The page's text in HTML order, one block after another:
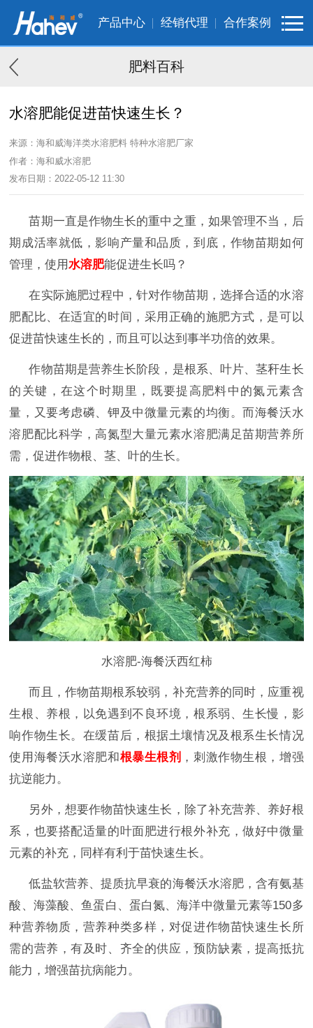
产品中心 经销代理 合作案例
肥料百科
水溶肥能促进苗快速生长？
来源：海和威海洋类水溶肥料 特种水溶肥厂家
作者：海和威水溶肥
发布日期：2022-05-12 11:30
苗期一直是作物生长的重中之重，如果管理不当，后
期成活率就低，影响产量和品质，到底，作物苗期如何
管理，使用水溶肥能促进生长吗？
在实际施肥过程中，针对作物苗期，选择合适的水溶
肥配比、在适宜的时间，采用正确的施肥方式，是可以
促进苗快速生长的，而且可以达到事半功倍的效果。
作物苗期是营养生长阶段，是根系、叶片、茎秆生长
的关键，在这个时期里，既要提高肥料中的氮元素含
量，又要考虑磷、钾及中微量元素的均衡。而海餐沃水
溶肥配比科学，高氮型大量元素水溶肥满足苗期营养所
需，促进作物根、茎、叶的生长。
水溶肥-海餐沃西红柿
而且，作物苗期根系较弱，补充营养的同时，应重视
生根、养根，以免遇到不良环境，根系弱、生长慢，影
响作物生长。在缓苗后，根据土壤情况及根系生长情况
使用海餐沃水溶肥和根暴生根剂 ，刺激作物生根，增强
抗逆能力。
另外，想要作物苗快速生长，除了补充营养、养好根
系，也要搭配适量的叶面肥进行根外补充，做好中微量
元素的补充，同样有利于苗快速生长。
低盐软营养、提质抗早衰的海餐沃水溶肥，含有氨基
酸、海藻酸、鱼蛋白、蛋白氮、海洋中微量元素等150多
种营养物质，营养种类多样，对促进作物苗快速生长所
需的营养，有及时、齐全的供应，预防缺素，提高抵抗
能力，增强苗抗病能力。